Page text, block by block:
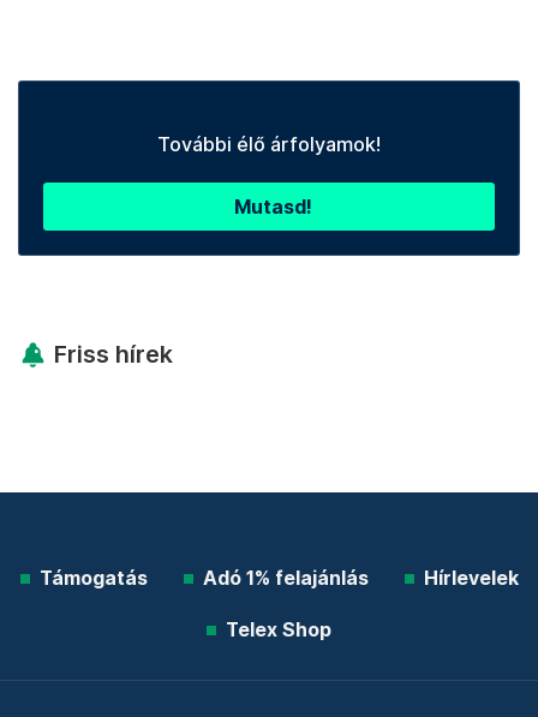
További élő árfolyamok!
Mutasd!
Friss hírek
Támogatás Adó 1% felajánlás Hírlevelek
Telex Shop